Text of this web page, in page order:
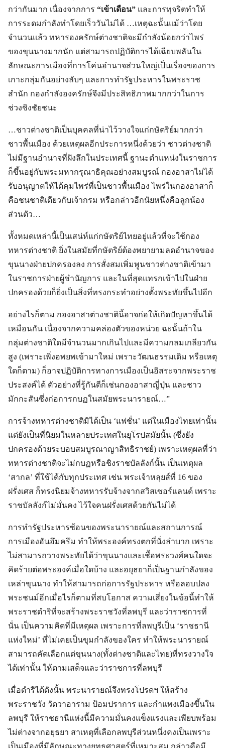
กว่ากันมาก เนื่องจากการ “เข้าเดือน” และการทุจริตทำให้
การระดมกำลังทำโดยเร็ววันไม่ได้ …เหตุฉะนั้นแม้ว่าโดย
จำนวนแล้ว ทหารองครักษ์ต่างชาติจะมีกำลังน้อยกว่าไพร่
ของขุนนางมากนัก แต่สามารถปฏิบัติการได้เฉียบพลันใน
ลักษณะการเมืองที่การโค่นอำนาจส่วนใหญ่เป็นเรื่องของการ
เกาะกลุ่มกันอย่างลับๆ และการทำรัฐประหารในพระราช
สำนัก กองกำลังองครักษ์จึงมีประสิทธิภาพมากกว่าในการ
ช่วงชิงชัยชนะ
…ชาวต่างชาติเป็นบุคคลที่น่าไว้วางใจแก่กษัตริย์มากกว่า
ชาวพื้นเมือง ด้วยเหตุผลอีกประการหนึ่งด้วยว่า ชาวต่างชาติ
ไม่มีฐานอำนาจที่ฝังลึกในประเทศนี้ ฐานะตำแหน่งในราชการ
ก็ขึ้นอยู่กับพระมหากรุณาธิคุณอย่างสมบูรณ์ กองอาสาไม่ได้
รับอนุญาตให้ได้คุมไพร่ที่เป็นชาวพื้นเมือง ไพร่ในกองอาสาก็
คือชนชาติเดียวกับเจ้ากรม หรือกล่าวอีกนัยหนึ่งคือลูกน้อง
ส่วนตัว…
ทั้งหมดเหล่านี้เป็นเสน่ห์แก่กษัตริย์ไทยอยู่แล้วที่จะใช้กอง
ทหารต่างชาติ ยิ่งในสมัยที่กษัตริย์ต้องพยายามลดอำนาจของ
ขุนนางฝ่ายปกครองลง การสั่งสมเพิ่มพูนชาวต่างชาติเข้ามา
ในราชการฝ่ายผู้ชำนัญการ และในที่สุดแทรกเข้าไปในฝ่าย
ปกครองด้วยก็ยิ่งเป็นสิ่งที่ทรงกระทำอย่างตั้งพระทัยขึ้นไปอีก
อย่างไรก็ตาม กองอาสาต่างชาตินี้อาจก่อให้เกิดปัญหาขึ้นได้
เหมือนกัน เนื่องจากความคล่องตัวของหน่วย ฉะนั้นถ้าใน
กลุ่มต่างชาติใดมีจำนวนมากเกินไปและมีความกลมเกลียวกัน
สูง (เพราะเพิ่งอพยพเข้ามาใหม่ เพราะวัฒนธรรมเดิม หรือเหตุ
ใดก็ตาม) ก็อาจปฏิบัติการทางการเมืองเป็นอิสระจากพระราช
ประสงค์ได้ ตัวอย่างที่รู้กันดีก็เช่นกองอาสาญี่ปุ่น และชาว
มักกะสันซึ่งก่อการกบฏในสมัยพระนารายณ์…”
การจ้างทหารต่างชาติมิได้เป็น ‘แฟชั่น’ แต่ในเมืองไทยเท่านั้น
แต่ยังเป็นที่นิยมในหลายประเทศในยุโรปสมัยนั้น (ซึ่งยัง
ปกครองด้วยระบอบสมบูรณาญาสิทธิราชย์) เพราะเหตุผลที่ว่า
ทหารต่างชาติจะไม่กบฏหรือชิงราชบัลลังก์นั้น เป็นเหตุผล
‘สากล’ ที่ใช้ได้กับทุกประเทศ เช่น พระเจ้าหลุยส์ที่ 16 ของ
ฝรั่งเศส ก็ทรงนิยมจ้างทหารรับจ้างจากสวิสเซอร์แลนด์ เพราะ
ราชบัลลังก์ไม่มั่นคง ไว้ใจคนฝรั่งเศสด้วยกันไม่ได้
การทำรัฐประหารซ้อนของพระนารายณ์และสถานการณ์
การเมืองอันอึมครึม ทำให้พระองค์ทรงตกที่นั่งลำบาก เพราะ
ไม่สามารถวางพระทัยได้ว่าขุนนางและเชื้อพระวงศ์คนใดจะ
คิดร้ายต่อพระองค์เมื่อใดบ้าง และอยุธยาก็เป็นฐานกำลังของ
เหล่าขุนนาง ทำให้สามารถก่อการรัฐประหาร หรือลอบปลง
พระชนม์อีกเมื่อไรก็ตามที่สบโอกาส ความเสี่ยงในข้อนี้ทำให้
พระราชดำริที่จะสร้างพระราชวังที่ลพบุรี และว่าราชการที่
นั่น เป็นความคิดที่มีเหตุผล เพราะการที่ลพบุรีเป็น ‘ราชธานี
แห่งใหม่’ ที่ไม่เคยเป็นขุมกำลังของใคร ทำให้พระนารายณ์
สามารถคัดเลือกแต่ขุนนาง(ทั้งต่างชาติและไทย)ที่ทรงวางใจ
ได้เท่านั้น ให้ตามเสด็จและว่าราชการที่ลพบุรี
เมื่อดำริได้ดังนั้น พระนารายณ์จึงทรงโปรดฯ ให้สร้าง
พระราชวัง วัดวาอาราม ป้อมปราการ และกำแพงเมืองขึ้นใน
ลพบุรี ให้ราชธานีแห่งนี้มีความมั่นคงแข็งแรงและเพียบพร้อม
ไม่ต่างจากอยุธยา สาเหตุที่เลือกลพบุรีส่วนหนึ่งคงเป็นเพราะ
เป็นเมืองที่มีลักษณะทางยุทธศาสตร์ที่เหมาะสม กล่าวคือมี